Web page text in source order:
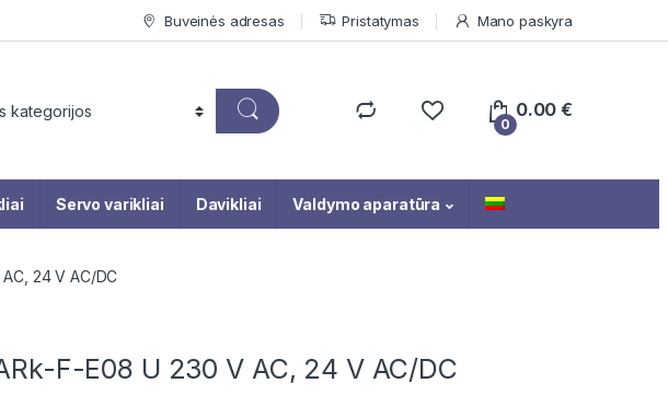
Buveinės adresas Pristatymas Mano paskyra
0
0.00€
Servo varikliai Davikliai Valdymo aparatūra
24 V AC/DC
F-E08 U 230 V AC, 24 V AC/DC